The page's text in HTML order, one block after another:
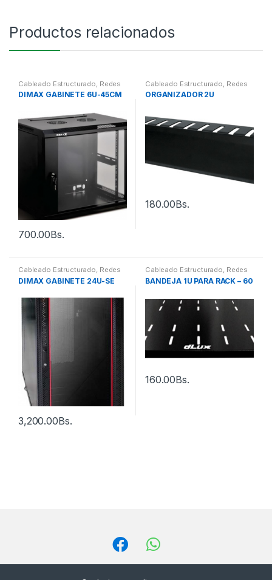
Productos relacionados
Cableado Estructurado Redes
DIMAX GABINETE 6U-45CM
700.00Bs.
Cableado Estructurado Redes
ORGANIZADOR 2U
180.00Bs.
Cableado Estructurado, Redes
DIMAX GABINETE 24U-SE
3,200.00Bs.
Cableado Estructurado, Redes
BANDEJA 1U PARA RACK – 60
160.00Bs.